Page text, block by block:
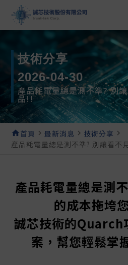
技術分享
2026-04-30
產品耗電量總是測不準? 別
品!!
home首頁 navigate_next最新消息 navigate_next 技術分享 navigate_next
產品耗電量總是測不準? 別讓看不
產品耗電量總是測
的成本拖垮
誠芯技術的Quarch
案，幫您輕鬆掌